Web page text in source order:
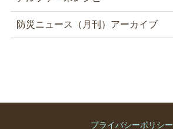
防災ニュース（月刊）アーカイブ
プライバシーポリシー